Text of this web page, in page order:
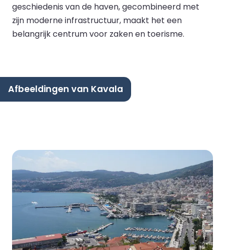
geschiedenis van de haven, gecombineerd met
zijn moderne infrastructuur, maakt het een
belangrijk centrum voor zaken en toerisme.
Afbeeldingen van Kavala